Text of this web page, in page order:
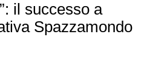
il successo a
Spazzamondo